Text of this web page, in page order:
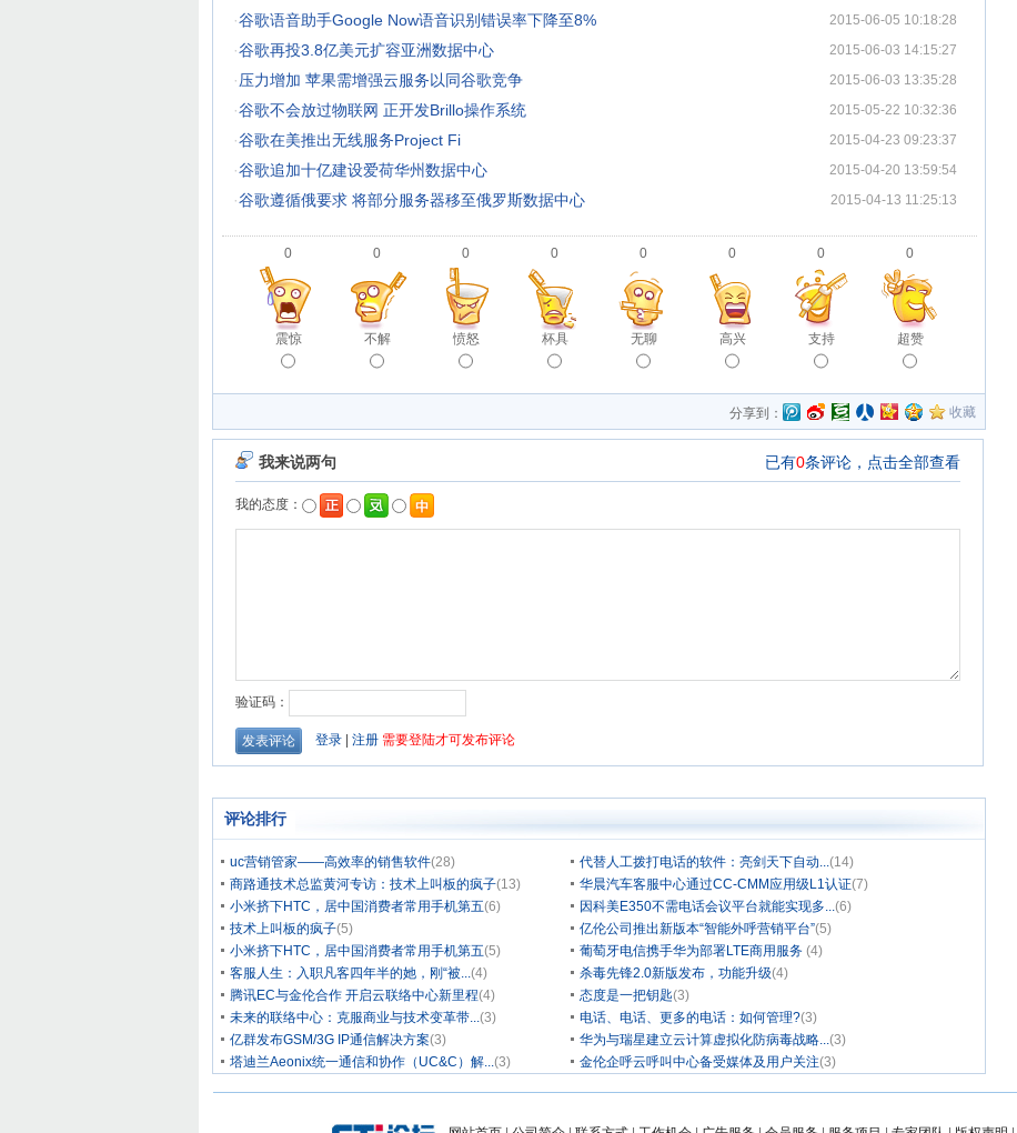
·谷歌语音助手Google Now语音识别错误率下降至8% 2015-06-05 10:18:28
·谷歌再投3.8亿美元扩容亚洲数据中心 2015-06-03 14:15:27
·压力增加 苹果需增强云服务以同谷歌竞争 2015-06-03 13:35:28
·谷歌不会放过物联网 正开发Brillo操作系统 2015-05-22 10:32:36
·谷歌在美推出无线服务Project Fi 2015-04-23 09:23:37
·谷歌追加十亿建设爱荷华州数据中心 2015-04-20 13:59:54
·谷歌遵循俄要求 将部分服务器移至俄罗斯数据中心 2015-04-13 11:25:13
0
震惊
0
不解
0
愤怒
0
杯具
0
无聊
0
高兴
0
支持
0
超赞
分享到： 收藏
评论排行
uc营销管家——高效率的销售软件(28) 代替人工拨打电话的软件：亮剑天下自动...(14)
商路通技术总监黄河专访：技术上叫板的疯子(13) 华晨汽车客服中心通过CC-CMM应用级L1认证(7)
小米挤下HTC，居中国消费者常用手机第五(6) 因科美E350不需电话会议平台就能实现多...(6)
技术上叫板的疯子(5) 亿伦公司推出新版本“智能外呼营销平台”(5)
小米挤下HTC，居中国消费者常用手机第五(5) 葡萄牙电信携手华为部署LTE商用服务 (4)
客服人生：入职凡客四年半的她，刚“被...(4) 杀毒先锋2.0新版发布，功能升级(4)
腾讯EC与金伦合作 开启云联络中心新里程(4) 态度是一把钥匙(3)
未来的联络中心：克服商业与技术变革带...(3) 电话、电话、更多的电话：如何管理?(3)
亿群发布GSM/3G IP通信解决方案(3) 华为与瑞星建立云计算虚拟化防病毒战略...(3)
塔迪兰Aeonix统一通信和协作（UC&C）解...(3) 金伦企呼云呼叫中心备受媒体及用户关注(3)